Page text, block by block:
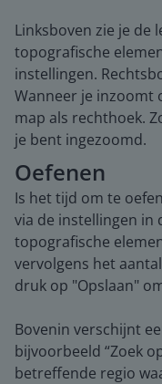
Linksboven zie je de
topografische
instellingen.
Wanneer je inzoomt
map als rechthoek.
je bent ingezoomd.
Oefenen
Is het tijd om te
via de instellingen in
topografische
vervolgens het
druk op "Opslaan"
Bovenin verschijnt
bijvoorbeeld “Zoek
betreffende regio